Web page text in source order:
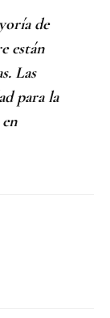
de
están
Las
para la